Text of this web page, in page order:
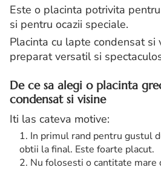
Este o placinta potrivita
si pentru ocazii speciale.
Placinta cu lapte condensat si
preparat versatil si
De ce sa alegi o placinta
condensat si visine
Iti las cateva motive:
In primul rand pentru gustul
obtii la final. Este foarte placut.
Nu folosesti o cantitate mare